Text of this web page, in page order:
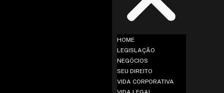
HOME
LEGISLAÇÃO
NEGÓCIOS
SEU DIREITO
VIDA CORPORATIVA